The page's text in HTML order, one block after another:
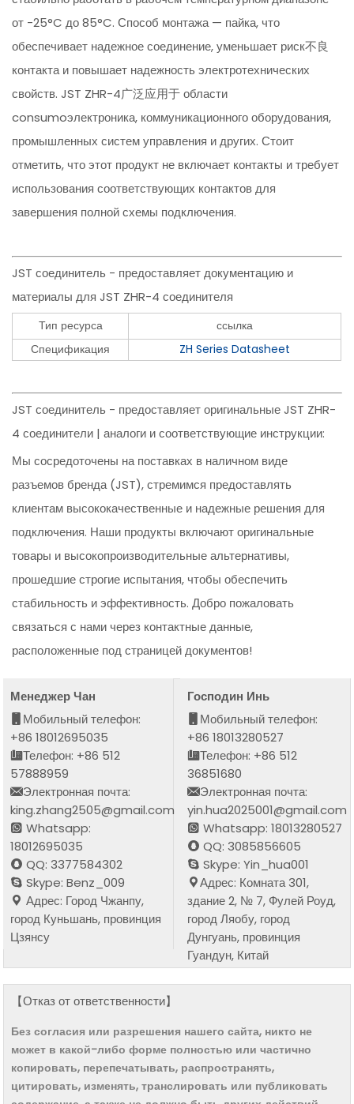
от -25°C до 85°C. Способ монтажа — пайка, что
обеспечивает надежное соединение, уменьшает риск不良
контакта и повышает надежность электротехнических
свойств. JST ZHR-4广泛应用于 области
consumoэлектроника, коммуникационного оборудования,
промышленных систем управления и других. Стоит
отметить, что этот продукт не включает контакты и требует
использования соответствующих контактов для
завершения полной схемы подключения.
JST соединитель - предоставляет документацию и
материалы для JST ZHR-4 соединителя
Тип ресурса
ссылка
Спецификация
ZH Series Datasheet
JST соединитель - предоставляет оригинальные JST ZHR-
4 соединители | аналоги и соответствующие инструкции:
Мы сосредоточены на поставках в наличном виде
разъемов бренда (JST), стремимся предоставлять
клиентам высококачественные и надежные решения для
подключения. Наши продукты включают оригинальные
товары и высокопроизводительные альтернативы,
прошедшие строгие испытания, чтобы обеспечить
стабильность и эффективность. Добро пожаловать
связаться с нами через контактные данные,
расположенные под страницей документов!
Менеджер Чан
Мобильный телефон:
+86 18012695035
Телефон: +86 512
57888959
Электронная почта:
king.zhang2505@gmail.com
Whatsapp:
18012695035
QQ: 3377584302
Skype: Benz_009
Адрес: Город Чжанпу,
город Куньшань, провинция
Цзянсу
Господин Инь
Мобильный телефон:
+86 18013280527
Телефон: +86 512
36851680
Электронная почта:
yin.hua2025001@gmail.com
Whatsapp: 18013280527
QQ: 3085856605
Skype: Yin_hua001
Адрес: Комната 301,
здание 2, № 7, Фулей Роуд,
город Ляобу, город
Дунгуань, провинция
Гуандун, Китай
【Отказ от ответственности】
Без согласия или разрешения нашего сайта, никто не
может в какой-либо форме полностью или частично
копировать, перепечатывать, распространять,
цитировать, изменять, транслировать или публиковать